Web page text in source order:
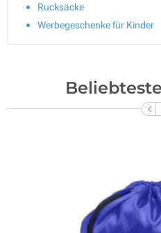
Rucksäcke
Werbegeschenke für Kinder